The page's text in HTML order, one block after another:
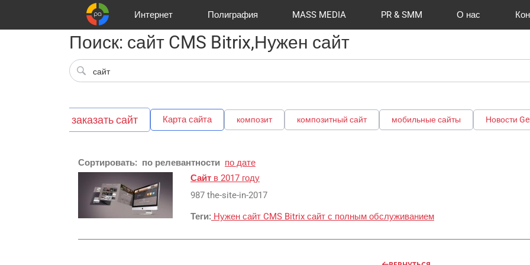
Интернет
Реклама и продвижение AI Automation
Полиграфия
Цифра и офсет Широкий формат
MASS MEDIA
Телевидение Газеты Радио
PR & SMM
Аудио и звукозапись Видео и видеосъёмка
О нас
Клиенты Партнеры Отзывы
Офисы
Корзина
Поиск: сайт CMS Bitrix,Нужен сайт
заказать сайт Карта сайта композит композитный сайт мобильные сайты Новости
Сортировать: по релевантности по дате
Сайт в 2017 году
987 the-site-in-2017
Теги: Нужен сайт CMS Bitrix сайт с полным обслуживанием